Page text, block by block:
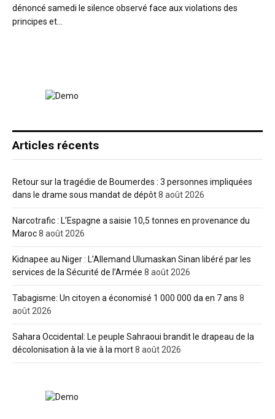
dénoncé samedi le silence observé face aux violations des
principes et…
Articles récents
Retour sur la tragédie de Boumerdes : 3 personnes impliquées
dans le drame sous mandat de dépôt8 août 2026
Narcotrafic : L’Espagne a saisie 10,5 tonnes en provenance du
Maroc8 août 2026
Kidnapee au Niger : L’Allemand Ulumaskan Sinan libéré par les
services de la Sécurité de l’Armée 8 août 2026
Tabagisme: Un citoyen a économisé 1 000 000 da en 7 ans 8
août 2026
Sahara Occidental: Le peuple Sahraoui brandit le drapeau de la
décolonisation à la vie à la mort8 août 2026